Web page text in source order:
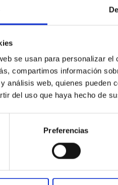
se usan para personalizar
compartimos información
análisis web, quienes pueden
del uso que haya hecho de
Preferencias
poder llegar a
al mundo
la cual nos habla
con todos la